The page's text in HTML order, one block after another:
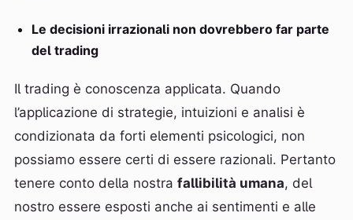
Le decisioni irrazionali non dovrebbero far parte
del trading
Il trading è conoscenza applicata. Quando
l’applicazione di strategie, intuizioni e analisi è
condizionata da forti elementi psicologici, non
possiamo essere certi di essere razionali. Pertanto
tenere conto della nostra fallibilità umana, del
nostro essere esposti anche ai sentimenti e alle